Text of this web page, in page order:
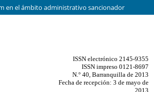
en el ámbito administrativo sancionador